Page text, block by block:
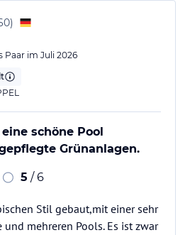
)
Paar im Juli 2026
schöne Pool
Grünanlagen.
5 / 6
Stil gebaut,mit einer sehr
mehreren Pools. Es ist zwar